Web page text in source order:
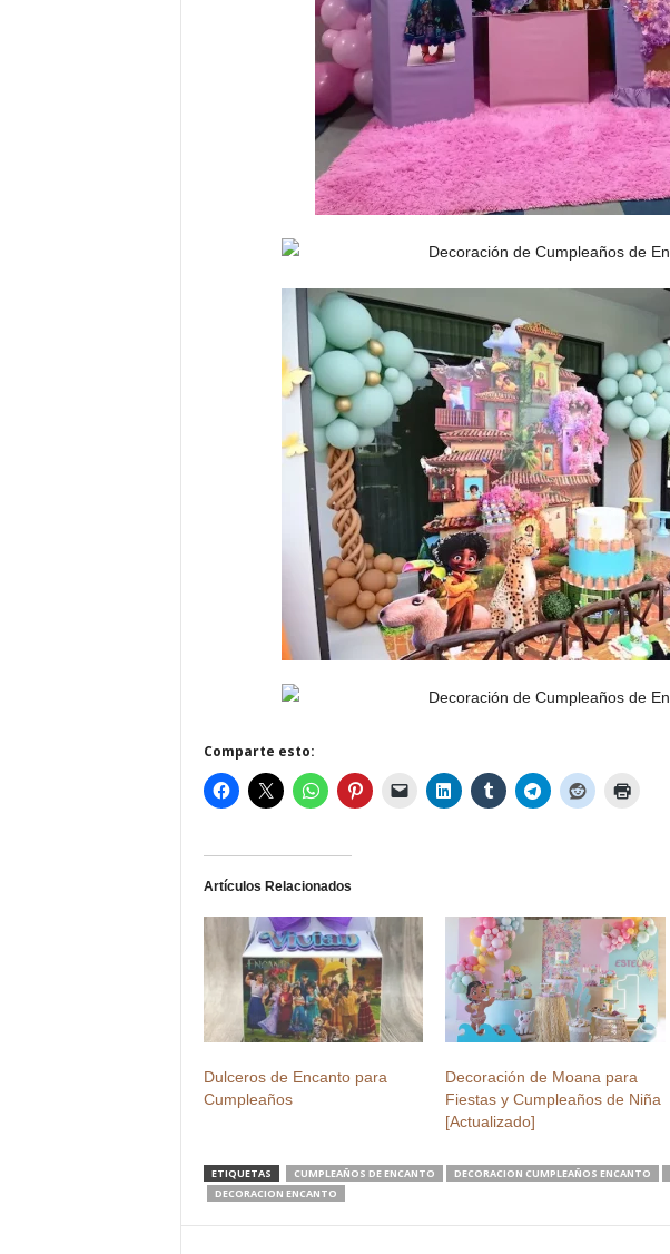
Comparte esto:
Artículos Relacionados
Dulceros de Encanto para
Cumpleaños
Decoración de Moana para
Fiestas y Cumpleaños de Niña
[Actualizado]
ETIQUETAS CUMPLEAÑOS DE ENCANTO DECORACION CUMPLEAÑOS ENCANTO
DECORACION ENCANTO